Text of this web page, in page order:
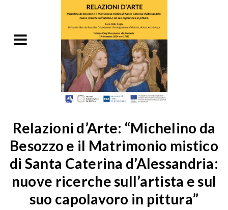
Relazioni d’Arte: “Michelino da
Besozzo e il Matrimonio mistico
di Santa Caterina d’Alessandria:
nuove ricerche sull’artista e sul
suo capolavoro in pittura”